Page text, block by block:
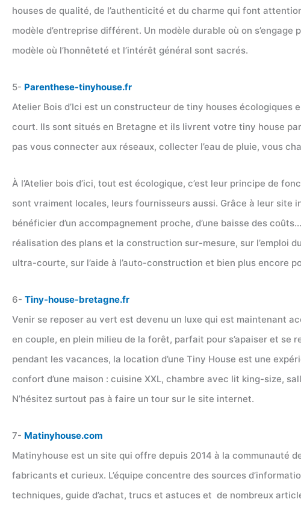
houses de qualité, de l’authenticité et du charme qui font
modèle d’entreprise différent. Un modèle durable où on
modèle où l’honnêteté et l’intérêt général sont sacrés.
5- Parenthese-tinyhouse.fr
Atelier Bois d’Ici est un constructeur de tiny houses écologiques
court. Ils sont situés en Bretagne et ils livrent votre tiny house
pas vous connecter aux réseaux, collecter l’eau de pluie, vous
À l’Atelier bois d’ici, tout est écologique, c’est leur principe de
sont vraiment locales, leurs fournisseurs aussi. Grâce à leur
bénéficier d’un accompagnement proche, d’une baisse des
réalisation des plans et la construction sur-mesure, sur l’emploi
ultra-courte, sur l’aide à l’auto-construction et bien plus encore
6- Tiny-house-bretagne.fr
Venir se reposer au vert est devenu un luxe qui est maintenant
en couple, en plein milieu de la forêt, parfait pour s’apaiser et
pendant les vacances, la location d’une Tiny House est une
confort d’une maison : cuisine XXL, chambre avec lit king-size,
N’hésitez surtout pas à faire un tour sur le site internet.
7- Matinyhouse.com
Matinyhouse est un site qui offre depuis 2014 à la communauté
fabricants et curieux. L’équipe concentre des sources
techniques, guide d’achat, trucs et astuces et de nombreux